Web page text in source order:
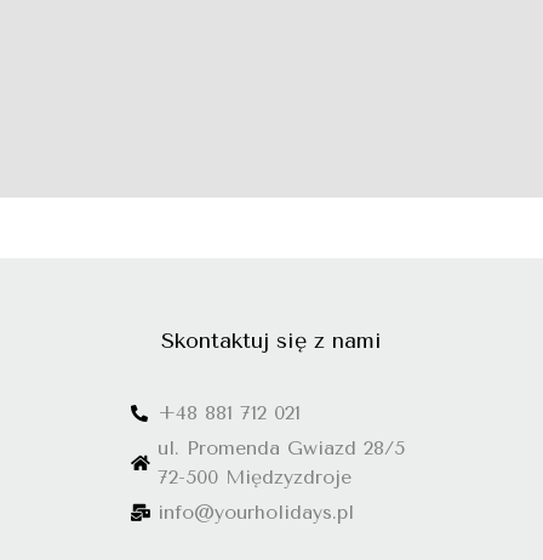
Skontaktuj się z nami
+48 881 712 021
ul. Promenda Gwiazd 28/5
72-500 Międzyzdroje
info@yourholidays.pl